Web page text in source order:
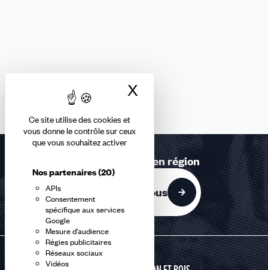
Ce site utilise des cookies et
vous donne le contrôle sur ceux
que vous souhaitez activer
Nos partenaires(20)
APIs
Consentement
spécifique aux services
Google
Mesure d'audience
Régies publicitaires
Réseaux sociaux
Vidéos
X
Retrouvez-nous en région
Contactez-nous